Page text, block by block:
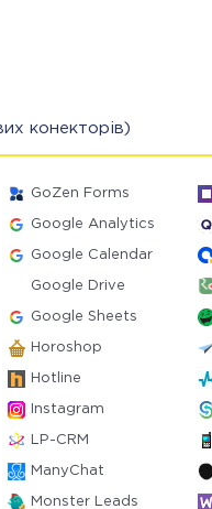
конекторів)
GoZen Forms
Google Analytics
Google Calendar
Google Drive
Google Sheets
Horoshop
Hotline
Instagram
LP-CRM
ManyChat
Monster Leads